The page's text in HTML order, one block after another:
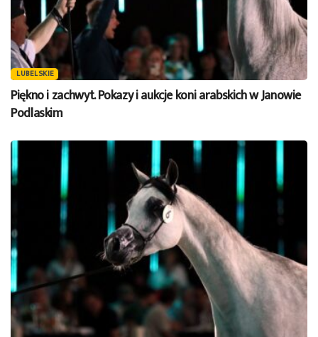
LUBELSKIE
Piękno i zachwyt. Pokazy i aukcje koni arabskich w Janowie
Podlaskim